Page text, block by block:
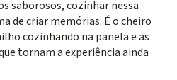
saborosos, cozinhar nessa
de criar memórias. É o cheiro
cozinhando na panela e as
tornam a experiência ainda